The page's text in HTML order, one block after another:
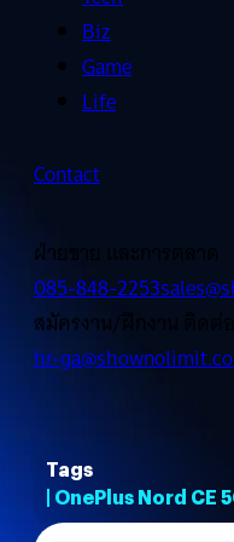
Biz
Game
Life
Contact
ฝ่ายขาย และการตลาด
085-848-2253
สมัครงาน/ฝึกงาน ติดต่
hr-
Tags
| OnePlus Nord CE